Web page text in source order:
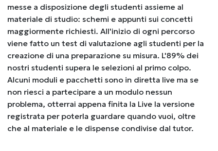
messe a disposizione degli studenti assieme al
materiale di studio: schemi e appunti sui concetti
maggiormente richiesti. All'inizio di ogni percorso
viene fatto un test di valutazione agli studenti per la
creazione di una preparazione su misura. L'89% dei
nostri studenti supera le selezioni al primo colpo.
Alcuni moduli e pacchetti sono in diretta live ma se
non riesci a partecipare a un modulo nessun
problema, otterrai appena finita la Live la versione
registrata per poterla guardare quando vuoi, oltre
che al materiale e le dispense condivise dal tutor.